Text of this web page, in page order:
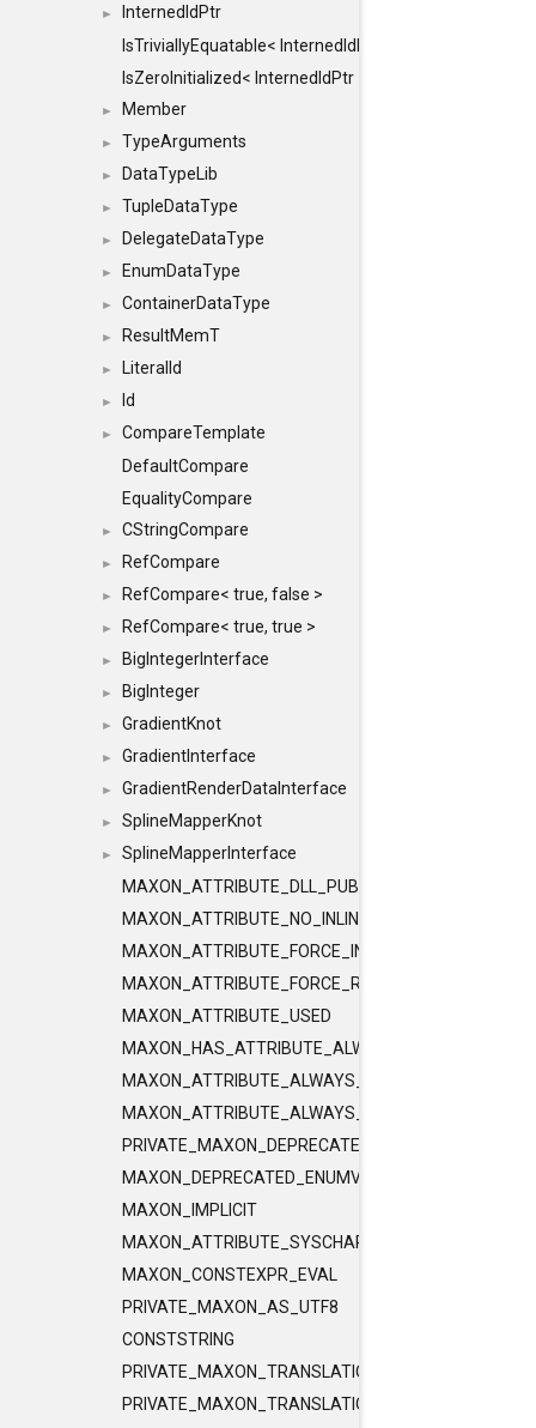
►
InternedIdPtr
IsTriviallyEquatable< InternedIdPtr >
IsZeroInitialized< InternedIdPtr >
► Member
► TypeArguments
► DataTypeLib
► TupleDataType
► DelegateDataType
► EnumDataType
► ContainerDataType
► ResultMemT
► LiteralId
► Id
►
CompareTemplate
DefaultCompare
EqualityCompare
► CStringCompare
► RefCompare
► RefCompare< true, false >
► RefCompare< true, true >
► BigIntegerInterface
► BigInteger
► GradientKnot
► GradientInterface
► GradientRenderDataInterface
► SplineMapperKnot
►
SplineMapperInterface
MAXON_ATTRIBUTE_DLL_PUBLIC
MAXON_ATTRIBUTE_NO_INLINE
MAXON_ATTRIBUTE_FORCE_INLINE
MAXON_ATTRIBUTE_FORCE_RELEASE_INLINE
MAXON_ATTRIBUTE_USED
MAXON_HAS_ATTRIBUTE_ALWAYS_CONST
MAXON_ATTRIBUTE_ALWAYS_CONST
MAXON_ATTRIBUTE_ALWAYS_PURE
PRIVATE_MAXON_DEPRECATED_ENUMVALUE
MAXON_DEPRECATED_ENUMVALUE
MAXON_IMPLICIT
MAXON_ATTRIBUTE_SYSCHAR_IS_CHAR
MAXON_CONSTEXPR_EVAL
PRIVATE_MAXON_AS_UTF8
CONSTSTRING
PRIVATE_MAXON_TRANSLATIONUNIT_FLAGS
PRIVATE_MAXON_TRANSLATIONUNIT_FLAGS_2